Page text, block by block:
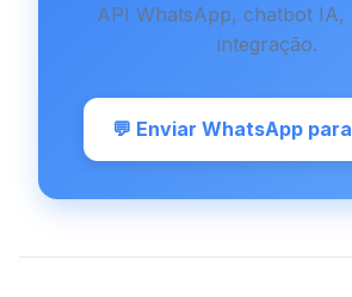
API WhatsApp, chatbot IA,
integração.
💬 Enviar WhatsApp para